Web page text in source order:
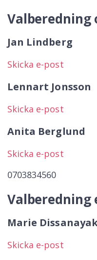
Valberedning
Jan Lindberg
Skicka e-post
Lennart Jonsson
Skicka e-post
Anita Berglund
Skicka e-post
0703834560
Valberedning
Marie
Skicka e-post